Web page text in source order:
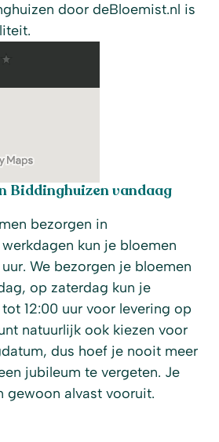
door deBloemist.nl is
Biddinghuizen vandaag
bezorgen in
kun je bloemen
We bezorgen je bloemen
op zaterdag kun je
12:00 uur voor levering op
natuurlijk ook kiezen voor
dus hoef je nooit meer
jubileum te vergeten. Je
gewoon alvast vooruit.